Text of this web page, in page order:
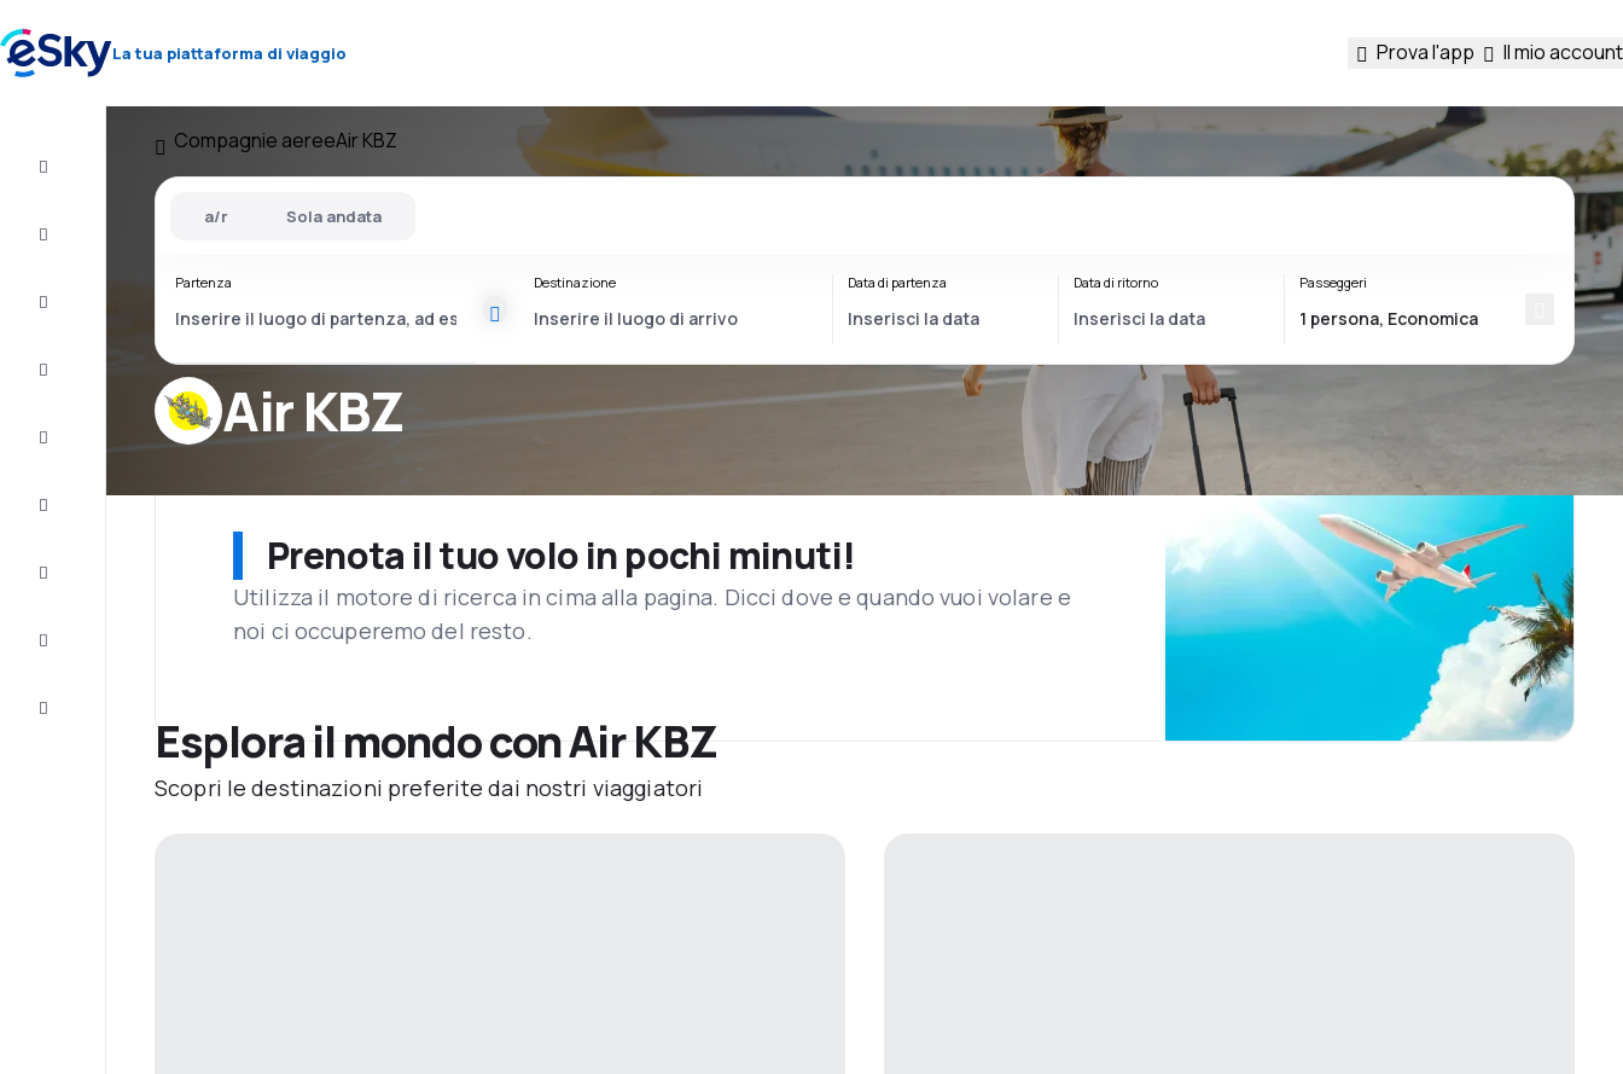
La tua piattaforma di viaggio Prova l'app Il mio account
Compagnie aereeAir KBZ
Air KBZ
a/r Sola andata
Partenza Destinazione Data di partenza Data di ritorno Passeggeri
Prenota il tuo volo in pochi minuti!
Utilizza il motore di ricerca in cima alla pagina. Dicci dove e quando vuoi volare e
noi ci occuperemo del resto.
Esplora il mondo con Air KBZ
Scopri le destinazioni preferite dai nostri viaggiatori